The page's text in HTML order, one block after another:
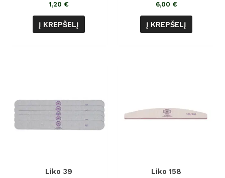
1,20 €
Į KREPŠELĮ
6,00 €
Į KREPŠELĮ
Liko 39 Liko 158